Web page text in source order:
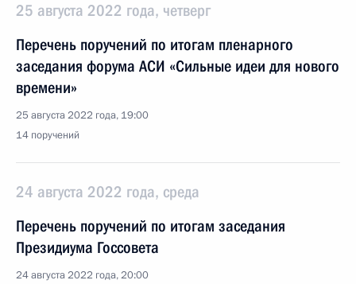
25 августа 2022 года, четверг
Перечень поручений по итогам пленарного
заседания форума АСИ «Сильные идеи для нового
времени»
25 августа 2022 года, 19:00
14 поручений
24 августа 2022 года, среда
Перечень поручений по итогам заседания
Президиума Госсовета
24 августа 2022 года, 20:00